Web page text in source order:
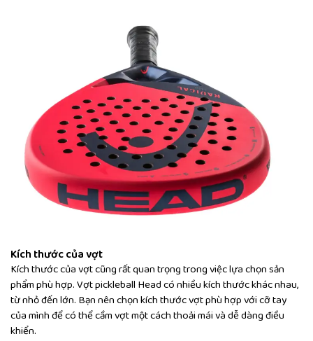
Kích thước của vợt
Kích thước của vợt cũng rất quan trọng trong việc lựa chọn sản
phẩm phù hợp. Vợt pickleball Head có nhiều kích thước khác nhau,
từ nhỏ đến lớn. Bạn nên chọn kích thước vợt phù hợp với cỡ tay
của mình để có thể cầm vợt một cách thoải mái và dễ dàng điều
khiển.